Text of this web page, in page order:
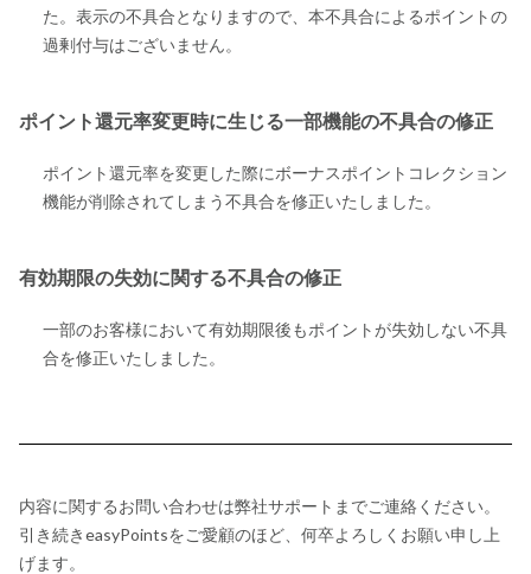
た。表示の不具合となりますので、本不具合によるポイントの
過剰付与はございません。
ポイント還元率変更時に生じる一部機能の不具合の修正
ポイント還元率を変更した際にボーナスポイントコレクション
機能が削除されてしまう不具合を修正いたしました。
有効期限の失効に関する不具合の修正
一部のお客様において有効期限後もポイントが失効しない不具
合を修正いたしました。
内容に関するお問い合わせは弊社サポートまでご連絡ください。
引き続きeasyPointsをご愛顧のほど、何卒よろしくお願い申し上
げます。